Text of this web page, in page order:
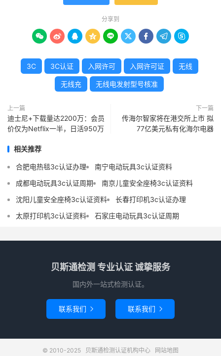
分享到
        
3C 3C认证 入网许可 入网许可证 无线
无线充 无线电发射型号核准
上一篇
迪士尼+下载量达2200万：会员
价仅为Netflix一半，日活950万
下一篇
传海尔智家将在港交所上市 拟
77亿美元私有化海尔电器
相关推荐
合肥电热毯3c认证办理
南宁电动玩具3c认证资料
成都电动玩具3c认证周期
南京儿童安全座椅3c认证资料
沈阳儿童安全座椅3c认证资料
长春打印机3c认证办理
太原打印机3c认证资料
石家庄电动玩具3c认证周期
贝斯通检测 专业认证 诚挚服务
国内外一站式检测认证。
联系我们  联系我们 
© 2010-2025 贝斯通检测认证机构中心
网站地图